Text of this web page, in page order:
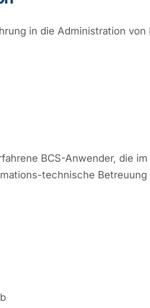
in die Administration von
BCS-Anwender, die im
technische Betreuung